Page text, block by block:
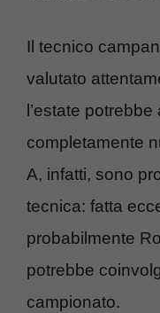
Il tecnico
valutato
l’estate
completamente
A, infatti, sono
tecnica: fatta
probabilmente
potrebbe
campionato.